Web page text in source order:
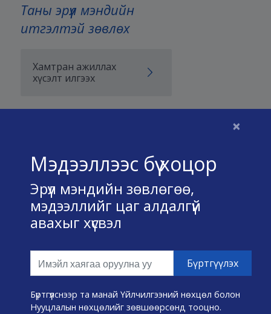
×
Мэдээллээс бүү хоцор
Эрүүл мэндийн зөвлөгөө,
мэдээллийг цаг алдалгүй
авахыг хүсвэл
Бүртгүүлснээр та манай Үйлчилгээний нөхцөл болон
Нууцлалын нөхцөлийг зөвшөөрсөнд тооцно.
Таны эрүүл мэндийн
итгэлтэй зөвлөх
Хамтран ажиллах
хүсэлт илгээх
Үйлчилгээний нөхцөл
Нууц хадгалах тухай
Холбоо барих
Өвчин А-Я
Эмнэлэг хайх